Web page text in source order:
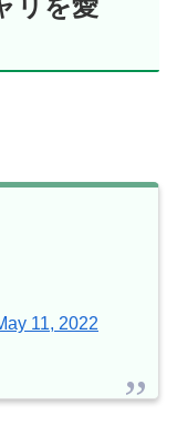
リを愛
11, 2022